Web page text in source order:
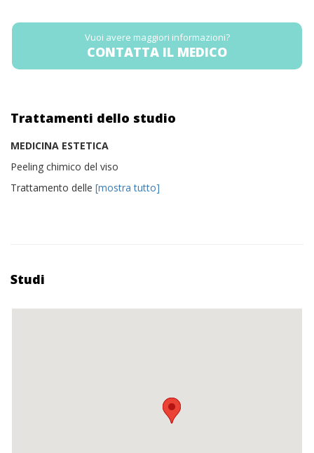
Vuoi avere maggiori informazioni?
CONTATTA IL MEDICO
Trattamenti dello studio
MEDICINA ESTETICA
Peeling chimico del viso
Trattamento delle [mostra tutto]
Studi